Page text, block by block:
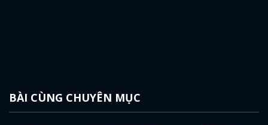
BÀI CÙNG CHUYÊN MỤC